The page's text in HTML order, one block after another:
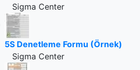
Sigma Center
5S Denetleme Formu (Örnek)
Sigma Center